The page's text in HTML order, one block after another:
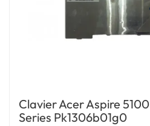
Clavier Acer Aspire 5100
Series Pk1306b01g0